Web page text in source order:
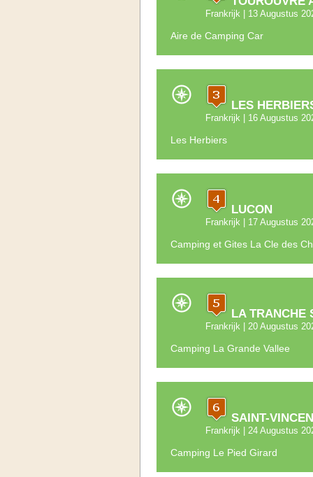
Frankrijk| 13 Augustus
Aire de Camping Car
LES
Frankrijk| 16 Augustus
Les Herbiers
LUCON
Frankrijk| 17 Augustus
Camping et Gites La Cle des
LA TRANCHE
Frankrijk| 20 Augustus
Camping La Grande Vallee
SAINT-
Frankrijk| 24 Augustus
Camping Le Pied Girard